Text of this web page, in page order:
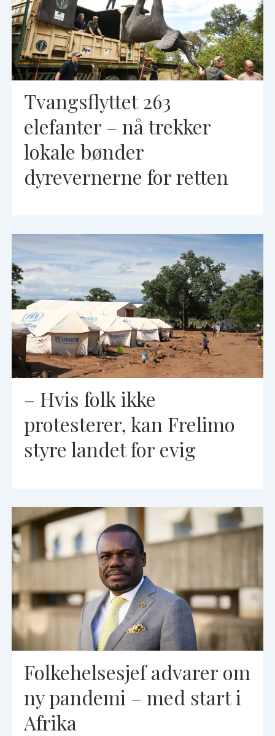
Tvangsflyttet 263
elefanter – nå trekker
lokale bønder
dyrevernerne for retten
– Hvis folk ikke
protesterer, kan Frelimo
styre landet for evig
Folkehelsesjef advarer om
ny pandemi – med start i
Afrika